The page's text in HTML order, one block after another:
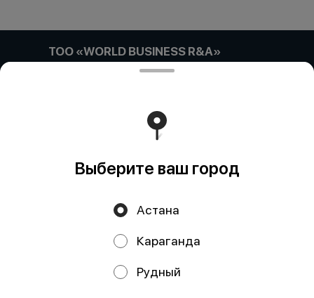
ТОО «WORLD BUSINESS R&A»
Компания:: ТОО «WORLD BUSINESS R&A» Адрес::
Работает на эффективном ядре
Политика конфиденциальности
Выберите ваш город
Астана
Караганда
Рудный